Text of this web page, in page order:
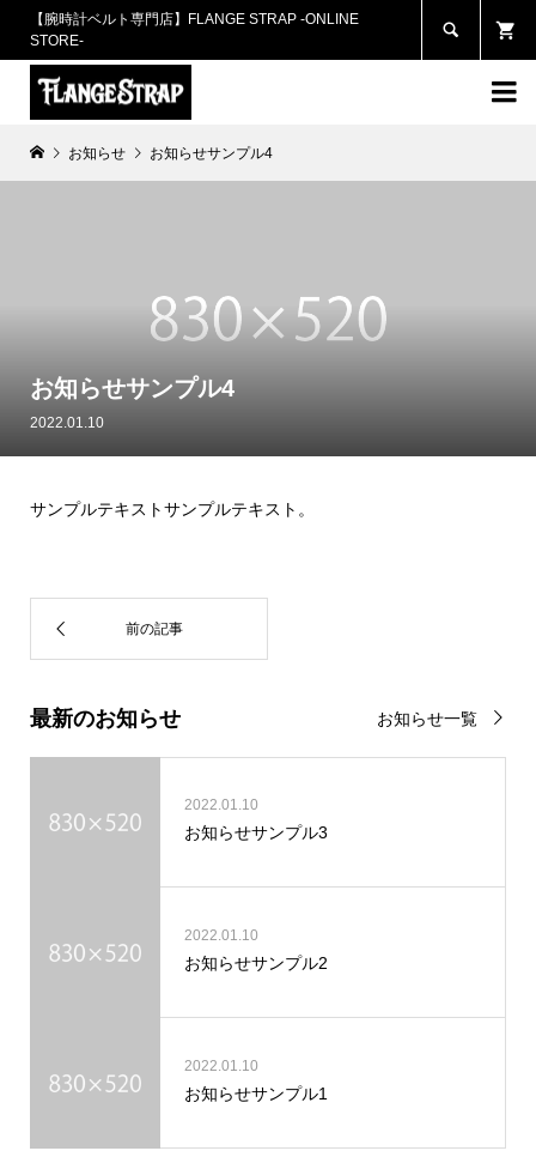
【腕時計ベルト専門店】FLANGE STRAP -ONLINE
STORE-


お知らせ お知らせサンプル4
お知らせサンプル4
2022.01.10
サンプルテキストサンプルテキスト。
最新のお知らせ お知らせ一覧
2022.01.10
お知らせサンプル3
2022.01.10
お知らせサンプル2
2022.01.10
お知らせサンプル1